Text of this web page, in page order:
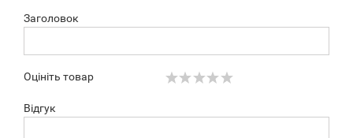
Заголовок
Оцініть товар
Відгук